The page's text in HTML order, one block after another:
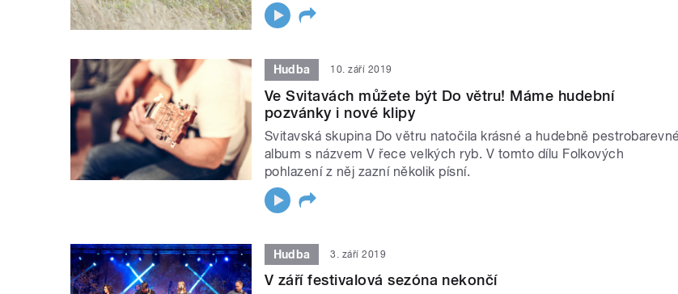
Hudba 10. září 2019
Ve Svitavách můžete být Do větru! Máme hudební
pozvánky i nové klipy
Svitavská skupina Do větru natočila krásné a hudebně
album s názvem V řece velkých ryb. V tomto dílu Folkových
pohlazení z něj zazní několik písní.
Hudba 3. září 2019
V září festivalová sezóna nekončí